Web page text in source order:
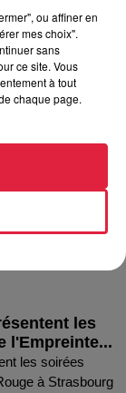
et
!
et Mann à
le festival
Festimania !
les
l'Empreinte...
les soirées
à Strasbourg
ou affiner en
mes choix".
sans
ce site. Vous
à tout
chaque page.